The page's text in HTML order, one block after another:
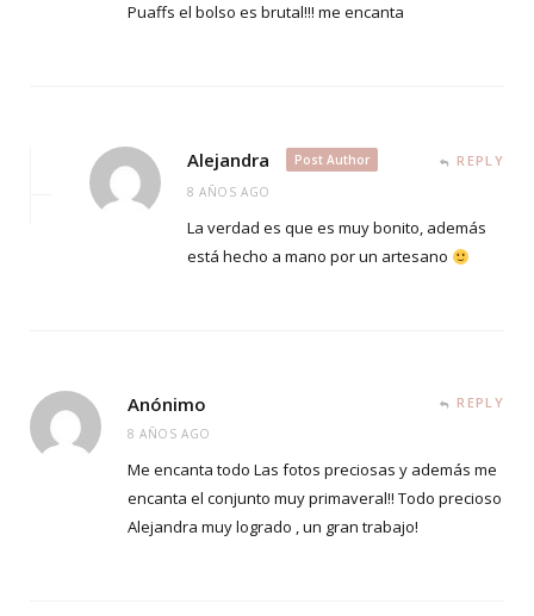
Puaffs el bolso es brutal!!! me encanta
Alejandra
Post Author
8 AÑOS AGO
REPLY
La verdad es que es muy bonito, además
está hecho a mano por un artesano
Anónimo
8 AÑOS AGO
REPLY
Me encanta todo Las fotos preciosas y además me
encanta el conjunto muy primaveral!! Todo precioso
Alejandra muy logrado , un gran trabajo!